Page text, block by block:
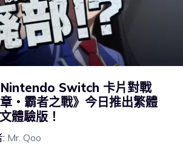
Nintendo Switch 卡片對戰
‧霸者之戰》今日推出繁體
體驗版！
Mr. Qoo